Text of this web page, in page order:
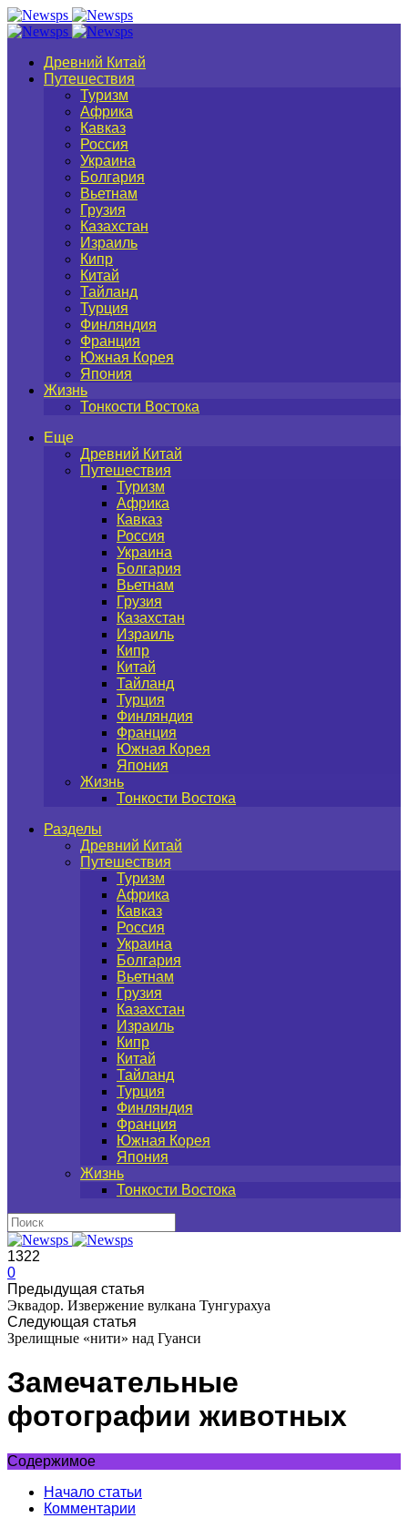
Древний Китай
Путешествия
Туризм
Африка
Кавказ
Россия
Украина
Болгария
Вьетнам
Грузия
Казахстан
Израиль
Кипр
Китай
Тайланд
Турция
Финляндия
Франция
Южная Корея
Япония
Жизнь
Тонкости Востока
Еще
Древний Китай
Путешествия
Туризм
Африка
Кавказ
Россия
Украина
Болгария
Вьетнам
Грузия
Казахстан
Израиль
Кипр
Китай
Тайланд
Турция
Финляндия
Франция
Южная Корея
Япония
Жизнь
Тонкости Востока
Разделы
Древний Китай
Путешествия
Туризм
Африка
Кавказ
Россия
Украина
Болгария
Вьетнам
Грузия
Казахстан
Израиль
Кипр
Китай
Тайланд
Турция
Финляндия
Франция
Южная Корея
Япония
Жизнь
Тонкости Востока
1322
0
Предыдущая статья
Эквадор. Извержение вулкана Тунгурахуа
Следующая статья
Зрелищные «нити» над Гуанси
Замечательные
фотографии животных
Содержимое
Начало статьи
Комментарии